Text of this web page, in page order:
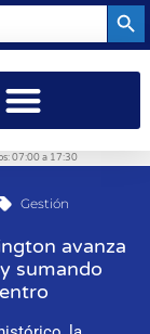
07:00 a 17:30
Gestión
avanza
sumando